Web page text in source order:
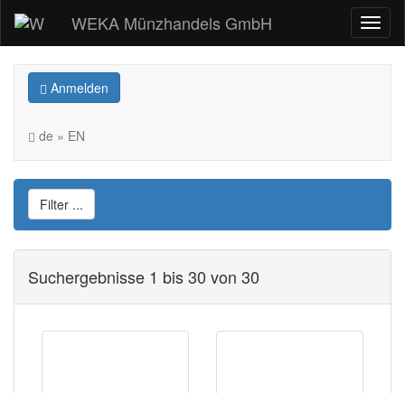
WEKA Münzhandels GmbH
Anmelden
de » EN
Filter ...
Suchergebnisse 1 bis 30 von 30